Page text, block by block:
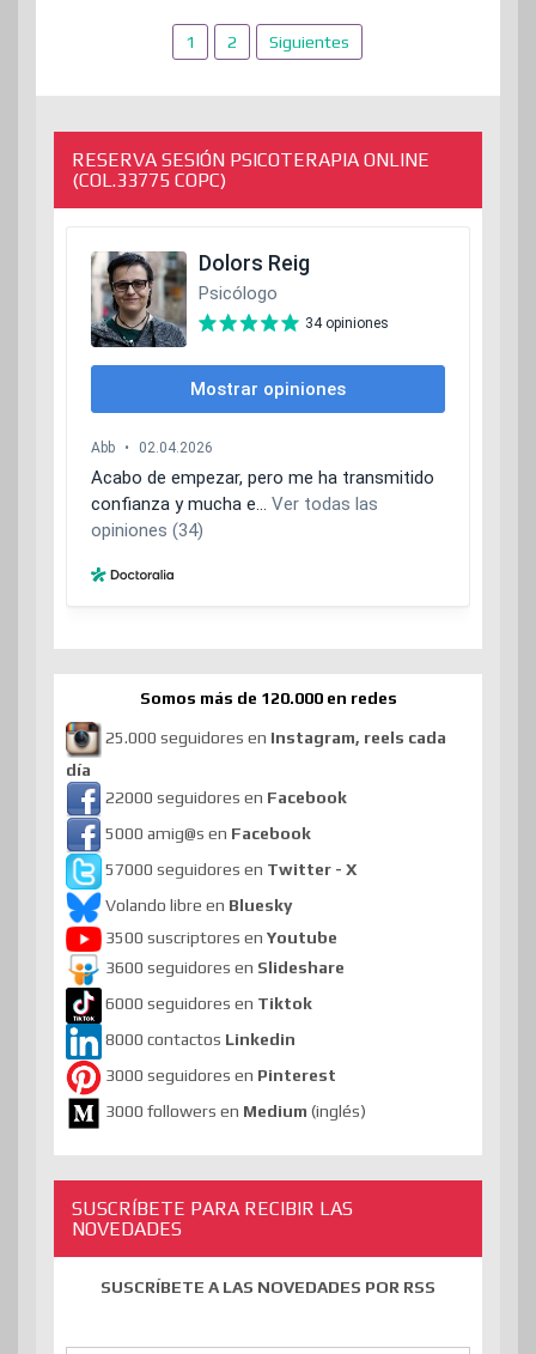
Paginación
entradas
1 2 Siguientes
RESERVA SESIÓN PSICOTERAPIA ONLINE
(COL.33775 COPC)
Somos más de 120.000 en redes
25.000 seguidores en Instagram, reels cada
día
22000 seguidores en Facebook
5000 amig@s en Facebook
57000 seguidores en Twitter - X
Volando libre en Bluesky
3500 suscriptores en Youtube
3600 seguidores en Slideshare
6000 seguidores en Tiktok
8000 contactos Linkedin
3000 seguidores en Pinterest
3000 followers en Medium (inglés)
SUSCRÍBETE PARA RECIBIR LAS
NOVEDADES
SUSCRÍBETE A LAS NOVEDADES POR RSS